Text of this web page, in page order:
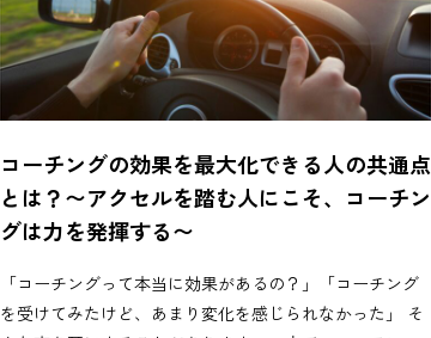
コーチングの効果を最大化できる人の共通点
とは？〜アクセルを踏む人にこそ、コーチン
グは力を発揮する〜
「コーチングって本当に効果があるの？」「コーチング
を受けてみたけど、あまり変化を感じられなかった」 そ